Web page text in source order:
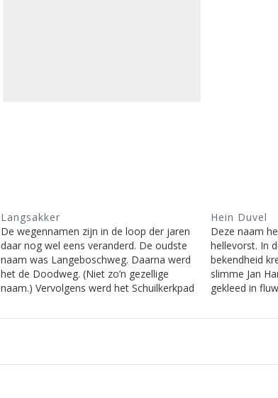
Langsakker
De wegennamen zijn in de loop der jaren
daar nog wel eens veranderd. De oudste
naam was Langeboschweg. Daarna werd
het de Doodweg. (Niet zo’n gezellige
naam.) Vervolgens werd het Schuilkerkpad
hedendaagse ‘Langsakker’. Een
Hein Duvel
Deze naam
hellevorst. In
bekendheid
slimme Jan
gekleed in
hoofden,